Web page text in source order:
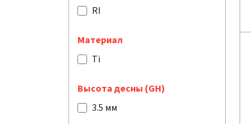
RI
Материал
Ti
Высота десны (GH)
3.5 мм